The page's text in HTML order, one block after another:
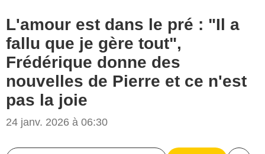
L'amour est dans le pré : "Il a
fallu que je gère tout",
Frédérique donne des
nouvelles de Pierre et ce n'est
pas la joie
24 janv. 2026 à 06:30